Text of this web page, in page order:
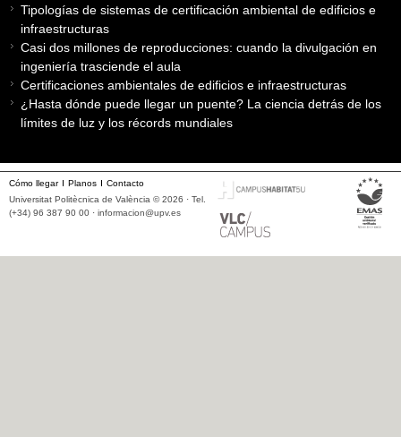
Tipologías de sistemas de certificación ambiental de edificios e
infraestructuras
Casi dos millones de reproducciones: cuando la divulgación en
ingeniería trasciende el aula
Certificaciones ambientales de edificios e infraestructuras
¿Hasta dónde puede llegar un puente? La ciencia detrás de los
límites de luz y los récords mundiales
Cómo llegar Planos
Contacto
Universitat Politècnica de València © 2026 · Tel.
(+34) 96 387 90 00 · informacion@upv.es